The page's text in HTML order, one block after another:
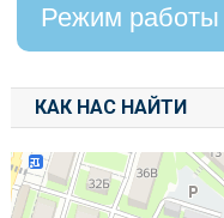
Режим работы
КАК НАС НАЙТИ